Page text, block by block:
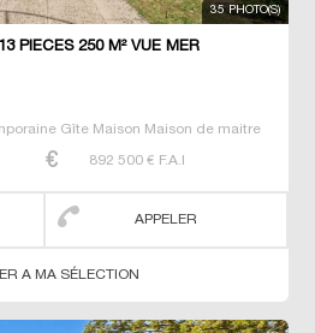
35 PHOTO(S)
PIECES 250 M² VUE MER
Gîte Maison Maison de maitre
892 500 € F.A.I
APPELER
A MA SÉLECTION